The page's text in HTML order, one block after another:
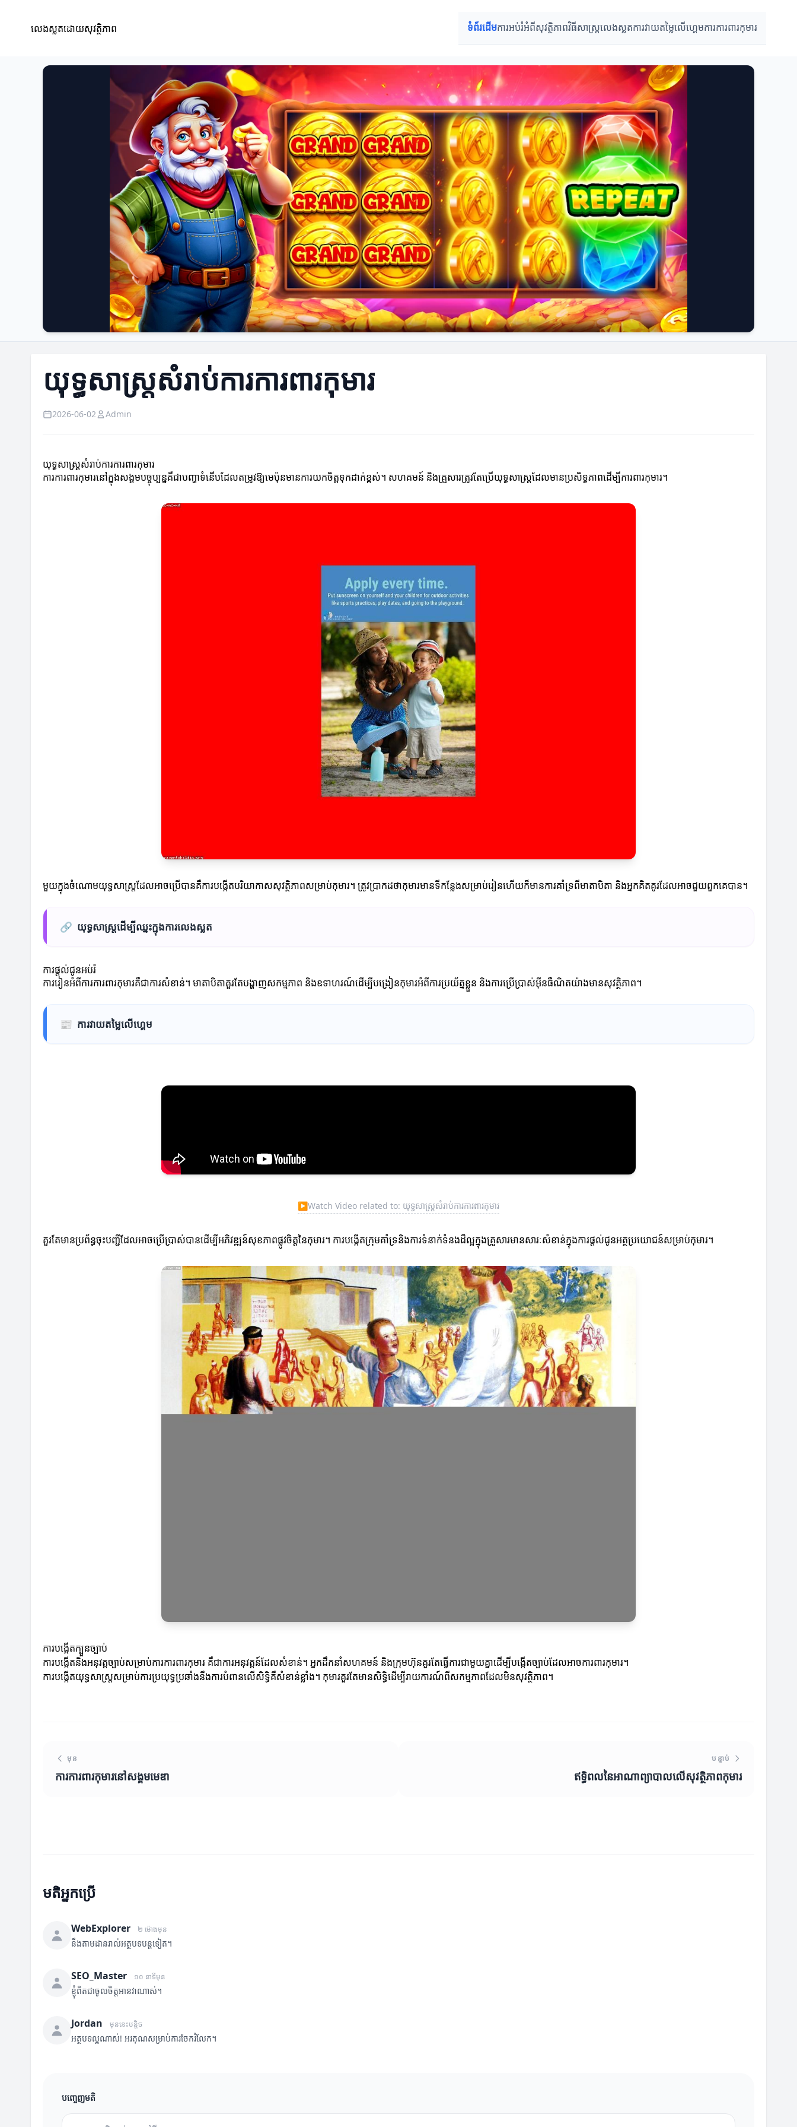
លេងស្លតដោយសុវត្ថិភាព ទំព័រដើមការអប់រំអំពីសុវត្ថិភាពវិធីសាស្ត្រលេងស្លតការវាយតម្លៃលើហ្គេមការការពារកុមារ
យុទ្ធសាស្ត្រសំរាប់ការការពារកុមារ
2026-06-02 Admin
យុទ្ធសាស្ត្រសំរាប់ការការពារកុមារ
ការការពារកុមារនៅក្នុងសង្គមបច្ចុប្បន្នគឺជាបញ្ហាទំនើបដែលតម្រូវឱ្យមេប៉ុនមានការយកចិត្តទុកដាក់ខ្ពស់។ សហគមន៍ និងគ្រួសារ​ត្រូវតែប្រើយុទ្ធសាស្ត្រដែលមានប្រសិទ្ធភាពដើម្បីការពារកុមារ។
មួយក្នុងចំណោមយុទ្ធសាស្ត្រដែលអាចប្រើបានគឺការបង្កើតបរិយាកាសសុវត្ថិភាពសម្រាប់កុមារ។ ត្រូវប្រាកដថាកុមារ​មានទីកន្លែងសម្រាប់រៀនហើយក៏មានការគាំទ្រពីមាតាបិតា និងអ្នកគិតគូរដែលអាចជួយពួកគេបាន។
🔗 យុទ្ធសាស្ត្រដើម្បីឈ្នះក្នុងការលេងស្លត
ការផ្តល់ជូនអប់រំ
ការរៀនអំពីការការពារកុមារ​គឺជាការសំខាន់។ មាតាបិតាគួរតែបង្ហាញសកម្មភាព និងឧទាហរណ៍ដើម្បីបង្រៀនកុមារអំពីការប្រយ័ត្នខ្លួន និងការប្រើប្រាស់អ៊ីនធឺណិតយ៉ាងមានសុវត្ថិភាព។
📰 ការវាយតម្លៃលើហ្គេម
▶Watch Video related to: យុទ្ធសាស្ត្រសំរាប់ការការពារកុមារ
គួរតែមានប្រព័ន្ធចុះបញ្ជីដែលអាចប្រើប្រាស់បានដើម្បីអភិវឌ្ឍន៍សុខភាពផ្លូវចិត្តនៃកុមារ។ ការបង្កើតក្រុមគាំទ្រនិងការទំនាក់ទំនងដ៏ល្អក្នុងគ្រួសារមានសារៈសំខាន់ក្នុងការផ្តល់ជូនអត្ថប្រយោជន៍សម្រាប់កុមារ។
ការបង្កើតក្បួនច្បាប់
ការបង្កើតនិងអនុវត្តច្បាប់សម្រាប់ការការពារកុមារ គឺជាការអនុវត្តន៍ដែលសំខាន់។ អ្នកដឹកនាំសហគមន៍ និងក្រុមហ៊ុនគួរតែធ្វើការជាមួយគ្នាដើម្បីបង្កើតច្បាប់ដែលអាចការពារកុមារ។
ការបង្កើតយុទ្ធសាស្ត្រសម្រាប់ការប្រយុទ្ធប្រឆាំងនឹងការបំពានលើសិទ្ធិគឺសំខាន់ខ្លាំង។ កុមារគួរតែមានសិទ្ធិដើម្បីរាយការណ៍ពីសកម្មភាពដែលមិនសុវត្ថិភាព។
មុន
ការការពារកុមារ​នៅសង្គមមេឌា
បន្ទាប់
ឥទ្ធិពលនៃអាណាព្យាបាលលើសុវត្ថិភាពកុមារ
មតិអ្នកប្រើ
WebExplorer ២ ម៉ោងមុន
នឹងតាមដានរាល់អត្ថបទបន្តទៀត។
SEO_Master ១០ នាទីមុន
ខ្ញុំពិតជាចូលចិត្តអានវាណាស់។
Jordan មុននេះបន្តិច
អត្ថបទល្អណាស់! អរគុណសម្រាប់ការចែករំលែក។
បញ្ចេញមតិ